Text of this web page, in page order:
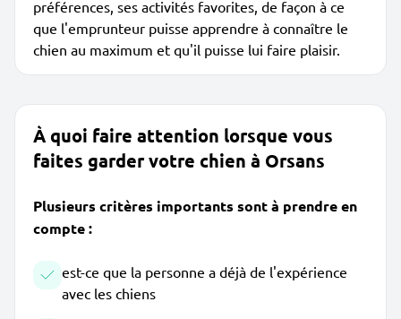
préférences, ses activités favorites, de façon à ce
que l'emprunteur puisse apprendre à connaître le
chien au maximum et qu'il puisse lui faire plaisir.
À quoi faire attention lorsque vous
faites garder votre chien à Orsans
Plusieurs critères importants sont à prendre en
compte :
est-ce que la personne a déjà de l'expérience
avec les chiens